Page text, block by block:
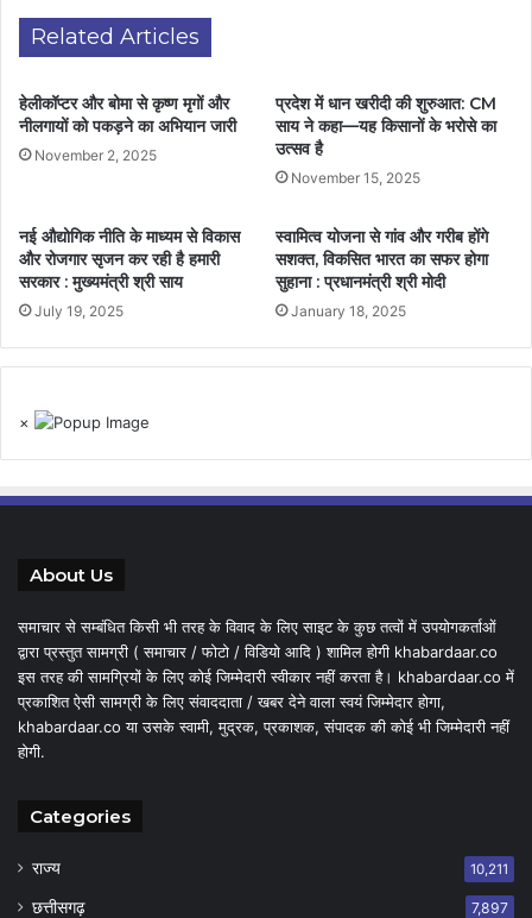
Related Articles
हेलीकॉप्टर और बोमा से कृष्ण मृगों और
नीलगायों को पकड़ने का अभियान जारी
November 2, 2025
प्रदेश में धान खरीदी की शुरुआत: CM
साय ने कहा—यह किसानों के भरोसे का
उत्सव है
November 15, 2025
नई औद्योगिक नीति के माध्यम से विकास
और रोजगार सृजन कर रही है हमारी
सरकार : मुख्यमंत्री श्री साय
July 19, 2025
स्वामित्व योजना से गांव और गरीब होंगे
सशक्त, विकसित भारत का सफर होगा
सुहाना : प्रधानमंत्री श्री मोदी
January 18, 2025
×
About Us
समाचार से सम्बंधित किसी भी तरह के विवाद के लिए साइट के कुछ तत्वों में उपयोगकर्ताओं
द्वारा प्रस्तुत सामग्री ( समाचार / फोटो / विडियो आदि ) शामिल होगी khabardaar.co
इस तरह की सामग्रियों के लिए कोई जिम्मेदारी स्वीकार नहीं करता है। khabardaar.co में
प्रकाशित ऐसी सामग्री के लिए संवाददाता / खबर देने वाला स्वयं जिम्मेदार होगा,
khabardaar.co या उसके स्वामी, मुद्रक, प्रकाशक, संपादक की कोई भी जिम्मेदारी नहीं
होगी.
Categories
राज्य 10,211
छत्तीसगढ़ 7,897